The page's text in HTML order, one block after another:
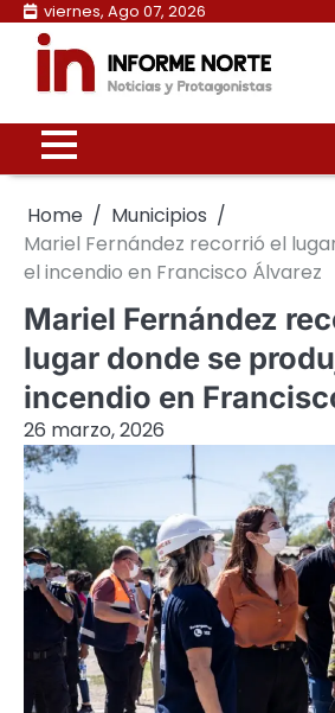
Skip
content
viernes, Ago 07, 2026
Home
Municipios
Mariel Fernández recorrió el
el incendio en Francisco Álvarez
Mariel Fernández
lugar donde se
incendio en
26 marzo, 2026